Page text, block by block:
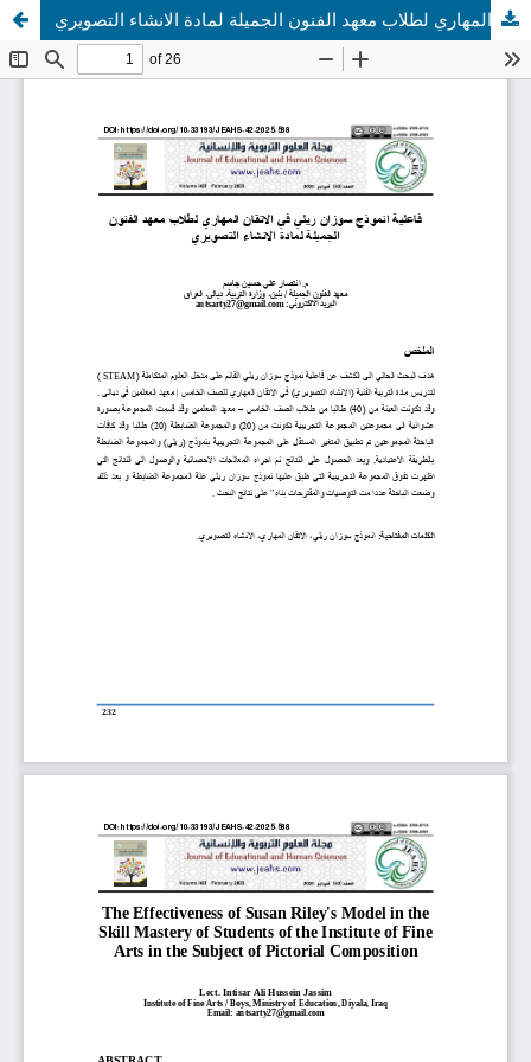
فاعلية انموذج سوزان ريلي في الاتقان المهاري لطلاب معهد الفنون الجميلة لمادة الانشاء التصويري